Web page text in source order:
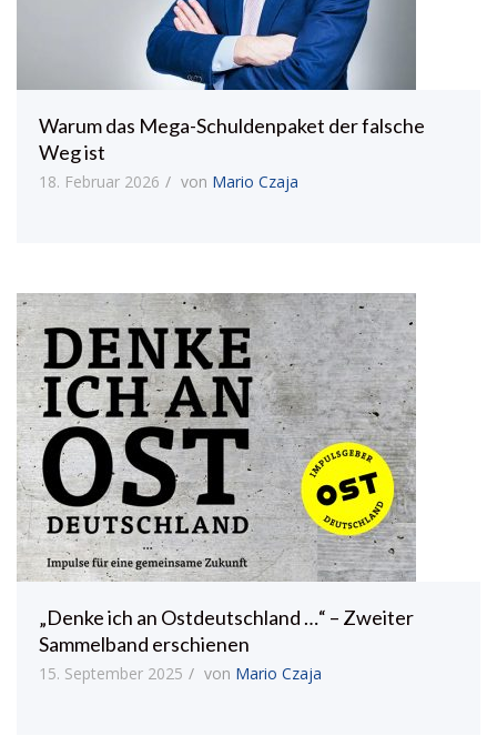
Warum das Mega-Schuldenpaket der falsche
Weg ist
18. Februar 2026 von Mario Czaja
„Denke ich an Ostdeutschland …“ – Zweiter
Sammelband erschienen
15. September 2025 von Mario Czaja